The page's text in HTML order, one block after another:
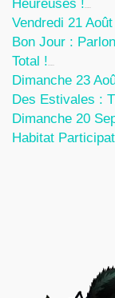
Heureuses !
Vendredi 21
Bon Jour :
Total !
Dimanche 23
Des Estivales :
Dimanche 20
Habitat